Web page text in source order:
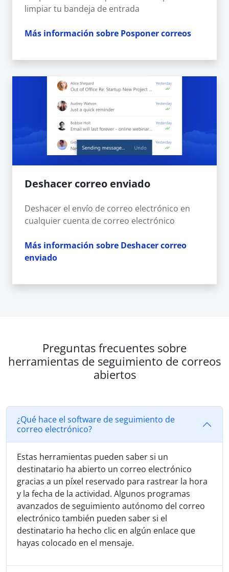
limpiar tu bandeja de entrada
Más información sobre Posponer correos
Deshacer correo enviado
Deshacer el envío de correo electrónico en
cualquier cuenta de correo electrónico
Más información sobre Deshacer correo
enviado
Preguntas frecuentes sobre
herramientas de seguimiento de correos
abiertos
¿Qué hace el software de seguimiento de
correo electrónico?
Estas herramientas pueden saber si un
destinatario ha abierto un correo electrónico
gracias a un píxel reservado para rastrear la hora
y la fecha de la actividad. Algunos programas
avanzados de seguimiento autónomo del correo
electrónico también pueden saber si el
destinatario ha hecho clic en algún enlace que
hayas colocado en el mensaje.